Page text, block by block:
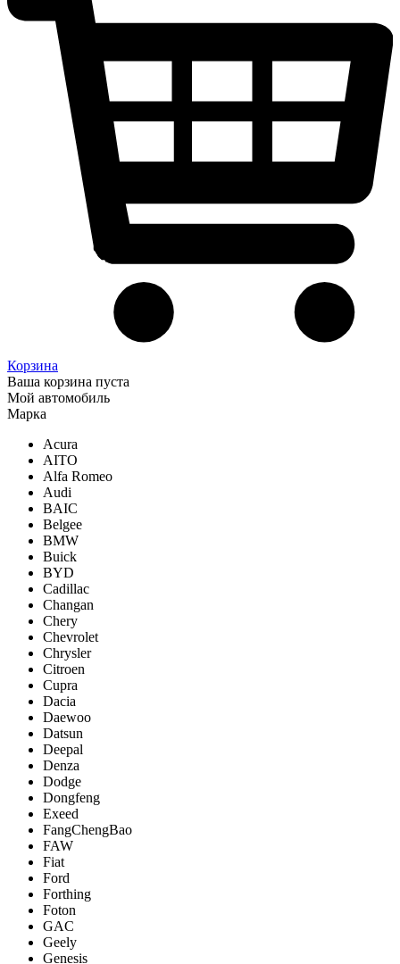
Корзина
Ваша корзина пуста
Мой автомобиль
Марка
Acura
AITO
Alfa Romeo
Audi
BAIC
Belgee
BMW
Buick
BYD
Cadillac
Changan
Chery
Chevrolet
Chrysler
Citroen
Cupra
Dacia
Daewoo
Datsun
Deepal
Denza
Dodge
Dongfeng
Exeed
FangChengBao
FAW
Fiat
Ford
Forthing
Foton
GAC
Geely
Genesis